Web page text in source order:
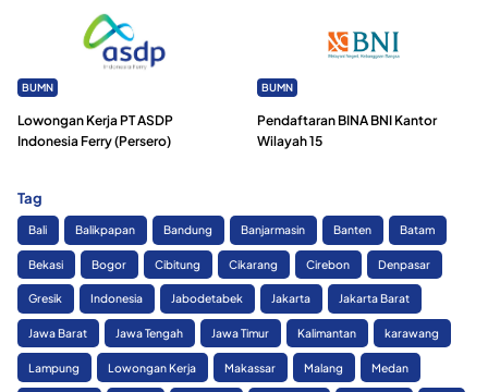
BUMN
Lowongan Kerja PT ASDP
Indonesia Ferry (Persero)
BUMN
Pendaftaran BINA BNI Kantor
Wilayah 15
Tag
Bali Balikpapan Bandung Banjarmasin Banten Batam
Bekasi Bogor Cibitung Cikarang Cirebon Denpasar
Gresik Indonesia Jabodetabek Jakarta Jakarta Barat
Jawa Barat Jawa Tengah Jawa Timur Kalimantan karawang
Lampung Lowongan Kerja Makassar Malang Medan